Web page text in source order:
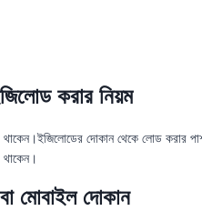
করার নিয়ম
থাকেন।ইজিলোডের দোকান থেকে লোড করার
থাকেন।
মোবাইল দোকান